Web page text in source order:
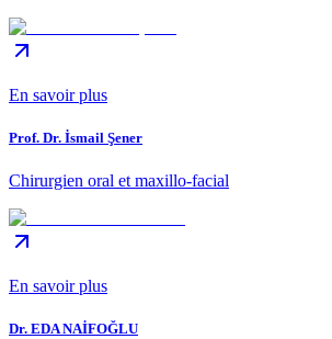
En savoir plus
Prof. Dr. İsmail Şener
Chirurgien oral et maxillo-facial
En savoir plus
Dr. EDA NAİFOĞLU